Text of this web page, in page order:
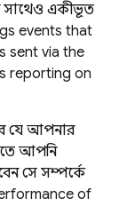
সাথেও একীভূত
events that
sent via the
reporting on
যে আপনার
আপনি
সে সম্পর্কে
of